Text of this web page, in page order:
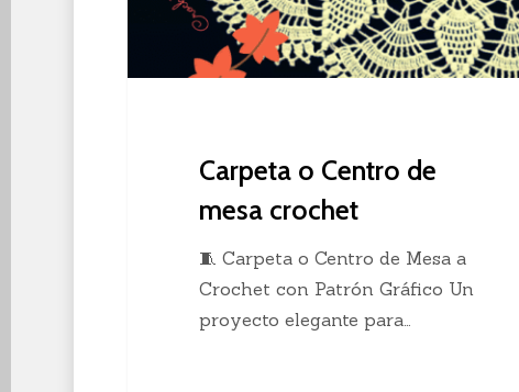
Carpeta o Centro de
mesa crochet
🧵 Carpeta o Centro de Mesa a
Crochet con Patrón Gráfico Un
proyecto elegante para…